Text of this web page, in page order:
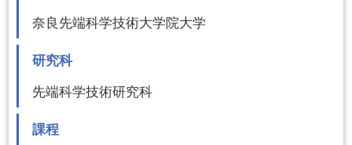
奈良先端科学技術大学院大学
研究科
先端科学技術研究科
課程